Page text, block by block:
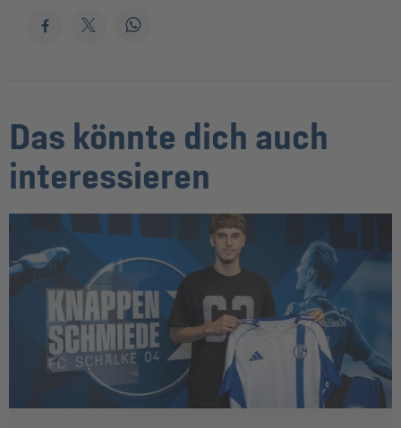
Das könnte dich auch
interessieren